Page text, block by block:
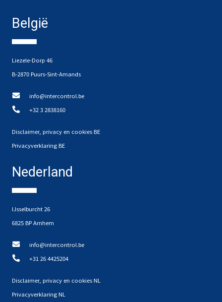
België
Liezele-Dorp 46
B-2870 Puurs-Sint-Amands
info@intercontrol.be
+32 3 2838160
Disclaimer, privacy en cookies BE
Privacyverklaring BE
Nederland
IJsselburcht 26
6825 BP Arnhem
info@intercontrol.be
+31 26 4425204
Disclaimer, privacy en cookies NL
Privacyverklaring NL